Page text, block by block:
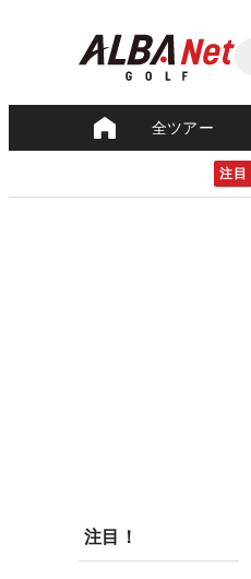
全ツアー
注目
注目！